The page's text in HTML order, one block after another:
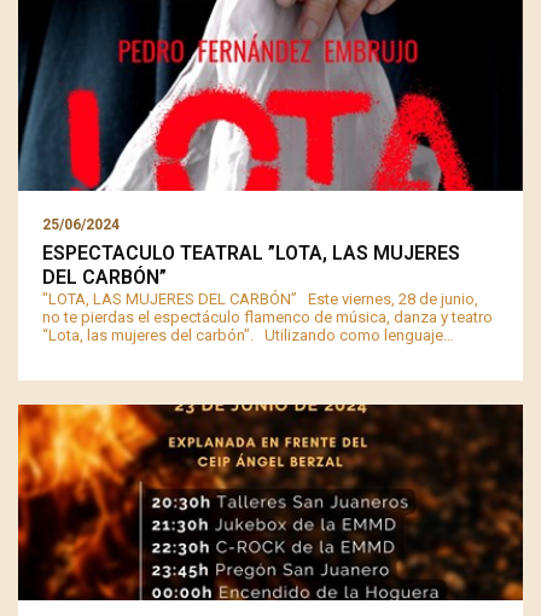
25/06/2024
ESPECTACULO TEATRAL ”LOTA, LAS MUJERES
DEL CARBÓN”
"LOTA, LAS MUJERES DEL CARBÓN” Este viernes, 28 de junio,
no te pierdas el espectáculo flamenco de música, danza y teatro
“Lota, las mujeres del carbón”. Utilizando como lenguaje…